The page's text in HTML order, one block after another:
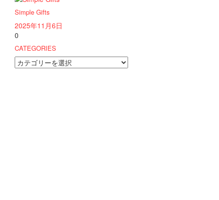
Simple Gifts
2025年11月6日
0
CATEGORIES
CATEGORIES